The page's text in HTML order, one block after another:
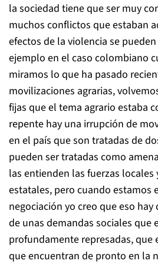
la sociedad tiene que ser muy
muchos conflictos que estaban
efectos de la violencia se
ejemplo en el caso colombiano
miramos lo que ha pasado
movilizaciones agrarias,
fijas que el tema agrario estaba
repente hay una irrupción de
en el país que son tratadas de
pueden ser tratadas como
las entienden las fuerzas locales
estatales, pero cuando estamos
negociación yo creo que eso
de unas demandas sociales que
profundamente represadas, que
que encuentran de pronto en la